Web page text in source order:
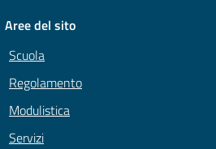
Aree del sito
Scuola
Regolamento
Modulistica
Servizi